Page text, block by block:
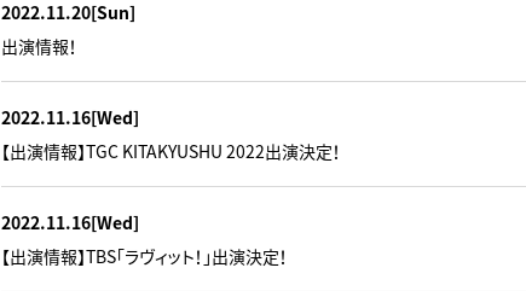
2022.11.20[Sun]
出演情報！
2022.11.16[Wed]
【出演情報】TGC KITAKYUSHU 2022出演決定！
2022.11.16[Wed]
【出演情報】TBS「ラヴィット！」出演決定！